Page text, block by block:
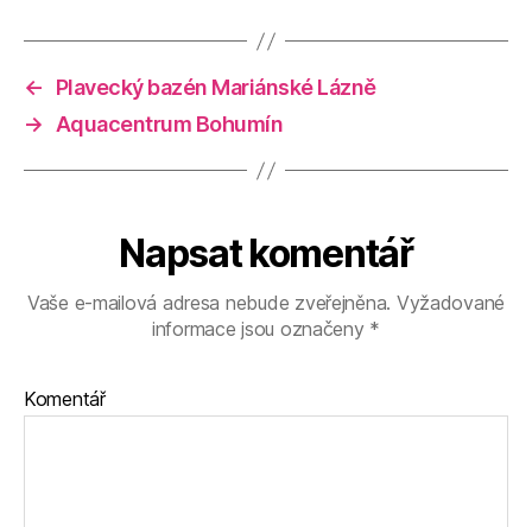
←
Plavecký bazén Mariánské Lázně
→
Aquacentrum Bohumín
Napsat komentář
Vaše e-mailová adresa nebude zveřejněna. Vyžadované
informace jsou označeny *
Komentář